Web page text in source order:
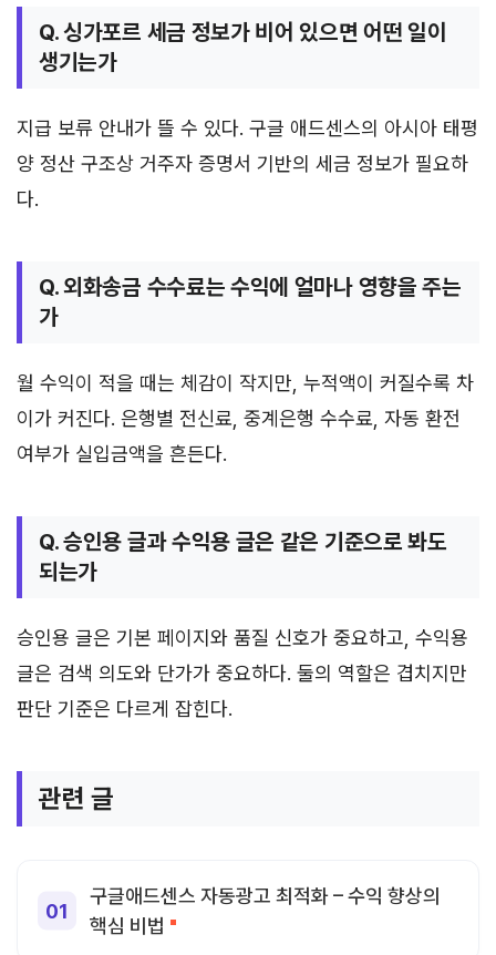
Q. 싱가포르 세금 정보가 비어 있으면 어떤 일이
생기는가
지급 보류 안내가 뜰 수 있다. 구글 애드센스의 아시아 태평
양 정산 구조상 거주자 증명서 기반의 세금 정보가 필요하
다.
Q. 외화송금 수수료는 수익에 얼마나 영향을 주는
가
월 수익이 적을 때는 체감이 작지만, 누적액이 커질수록 차
이가 커진다. 은행별 전신료, 중계은행 수수료, 자동 환전
여부가 실입금액을 흔든다.
Q. 승인용 글과 수익용 글은 같은 기준으로 봐도
되는가
승인용 글은 기본 페이지와 품질 신호가 중요하고, 수익용
글은 검색 의도와 단가가 중요하다. 둘의 역할은 겹치지만
판단 기준은 다르게 잡힌다.
관련 글
구글애드센스 자동광고 최적화 – 수익 향상의
핵심 비법